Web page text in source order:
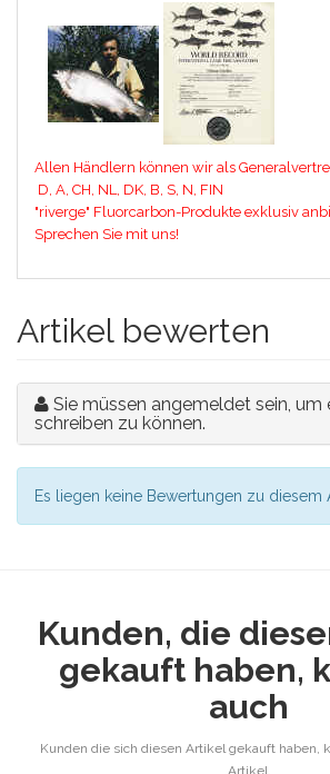
Allen Händlern können wir als
D, A, CH, NL, DK, B, S, N, FIN
"riverge" Fluorcarbon-Produkte exklusiv
Sprechen Sie mit uns!
Artikel bewerten
Sie müssen angemeldet sein, um
schreiben zu können.
Es liegen keine Bewertungen zu diesem
Kunden, die
gekauft haben,
auch
Kunden die sich diesen Artikel gekauft haben,